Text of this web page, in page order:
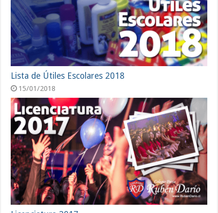
Lista de Útiles Escolares 2018
15/01/2018